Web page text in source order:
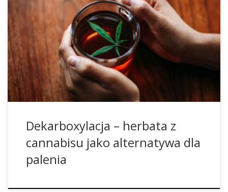
Medyczna marihuana nie musi wcale być palona lub
przyjmowana w formie tabletek, ale może być
przyrządzona jako herbata do picia. Aby zawarte w
cannabisie cannabinoidy mogły się prawidłowo rozpuścić w
herbacie, należy zwrócić uwagę na pewne kwestie. Jeśli taką
herbatę z cannabisu przyrządzimy w odpowiedni sposób,
to około jednej dziesiątej […]
Dekarboxylacja – herbata z
cannabisu jako alternatywa dla
palenia